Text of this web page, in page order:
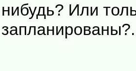
нибудь? Или